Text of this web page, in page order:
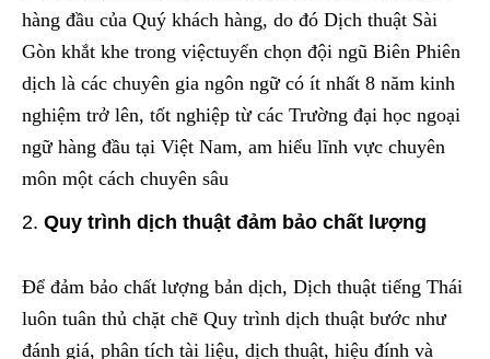
hàng đầu của Quý khách hàng, do đó Dịch thuật Sài
Gòn khắt khe trong việctuyển chọn đội ngũ Biên Phiên
dịch là các chuyên gia ngôn ngữ có ít nhất 8 năm kinh
nghiệm trở lên, tốt nghiệp từ các Trường đại học ngoại
ngữ hàng đầu tại Việt Nam, am hiểu lĩnh vực chuyên
môn một cách chuyên sâu
Quy trình dịch thuật đảm bảo chất lượng
Để đảm bảo chất lượng bản dịch, Dịch thuật tiếng Thái
luôn tuân thủ chặt chẽ Quy trình dịch thuật bước như
đánh giá, phân tích tài liệu, dịch thuật, hiệu đính và